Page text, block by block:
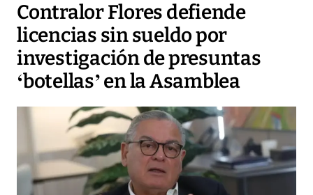
Contralor Flores defiende
licencias sin sueldo por
investigación de presuntas
‘botellas’ en la Asamblea